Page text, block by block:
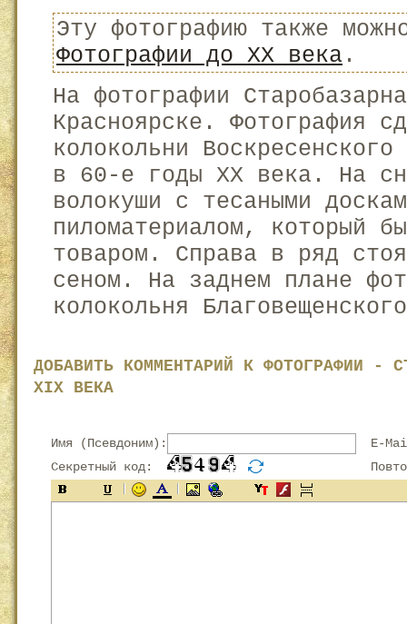
Эту фотографию также
Фотографии до XX века .
На фотографии
Красноярске. Фотография
колокольни
в 60-е годы XX века. На
волокуши с тесаными
пиломатериалом, который
товаром. Справа в ряд
сеном. На заднем плане
колокольня
ДОБАВИТЬ КОММЕНТАРИЙ К ФОТОГРАФИИ -
XIX ВЕКА
Имя (Псевдоним):
E-
Секретный код: